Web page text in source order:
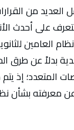
العديد من
على أحدث
العامين
بدلاً عن طرق
المتعدد؛ إذ
معرفته بشأن